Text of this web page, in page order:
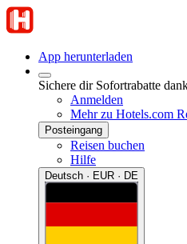
App herunterladen
Sichere dir Sofortrabatte
Anmelden
Mehr zu Hotels.com
Posteingang
Reisen buchen
Hilfe
Deutsch · EUR · DE